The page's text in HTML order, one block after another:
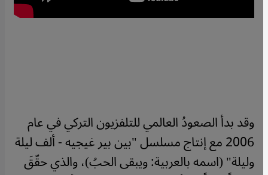
وقد بدأ الصعودُ العالمي للتلفزيون التركي في عام
2006 مع إنتاج مسلسل "بين بير غيجيه - ألف ليلة
وليلة" (اسمه بالعربية: ويبقى الحبُ)، والذي حقّقَ